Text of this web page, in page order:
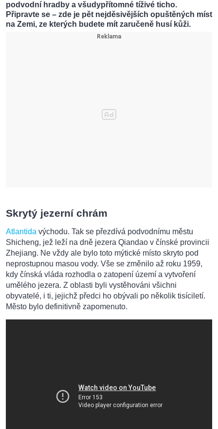
podvodní hradby a všudypřítomné tíživé ticho.
Připravte se – zde je pět nejděsivějších opuštěných míst
na Zemi, ze kterých budete mít zaručeně husí kůži.
Skrytý jezerní chrám
Atlantida východu. Tak se přezdívá podvodnímu městu
Shicheng, jež leží na dně jezera Qiandao v čínské provincii
Zhejiang. Ne vždy ale bylo toto mýtické místo skryto pod
neprostupnou masou vody. Vše se změnilo až roku 1959,
kdy čínská vláda rozhodla o zatopení území a vytvoření
umělého jezera. Z oblasti byli vystěhováni všichni
obyvatelé, i ti, jejichž předci ho obývali po několik tisíciletí.
Město bylo definitivně zapomenuto.